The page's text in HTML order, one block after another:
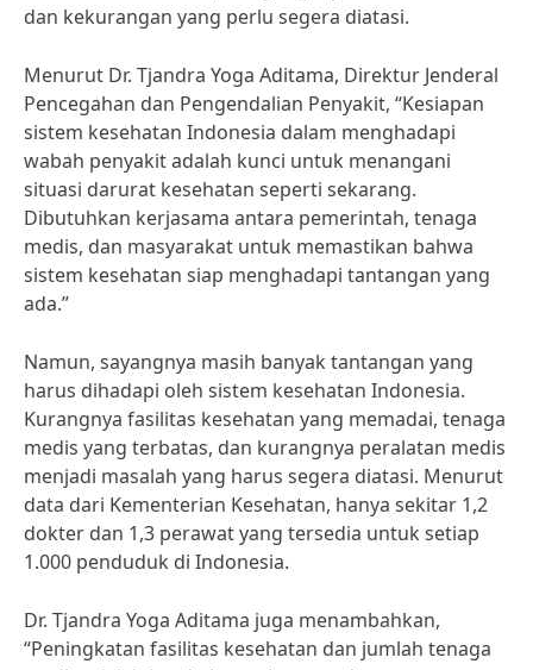
dan kekurangan yang perlu segera diatasi.
Menurut Dr. Tjandra Yoga Aditama, Direktur Jenderal
Pencegahan dan Pengendalian Penyakit, “Kesiapan
sistem kesehatan Indonesia dalam menghadapi
wabah penyakit adalah kunci untuk menangani
situasi darurat kesehatan seperti sekarang.
Dibutuhkan kerjasama antara pemerintah, tenaga
medis, dan masyarakat untuk memastikan bahwa
sistem kesehatan siap menghadapi tantangan yang
ada.”
Namun, sayangnya masih banyak tantangan yang
harus dihadapi oleh sistem kesehatan Indonesia.
Kurangnya fasilitas kesehatan yang memadai, tenaga
medis yang terbatas, dan kurangnya peralatan medis
menjadi masalah yang harus segera diatasi. Menurut
data dari Kementerian Kesehatan, hanya sekitar 1,2
dokter dan 1,3 perawat yang tersedia untuk setiap
1.000 penduduk di Indonesia.
Dr. Tjandra Yoga Aditama juga menambahkan,
“Peningkatan fasilitas kesehatan dan jumlah tenaga